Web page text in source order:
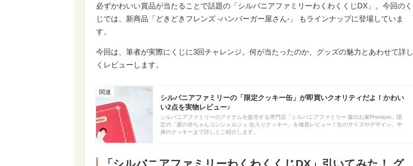
必ずかわいい賞品が当たることで話題の「シルバニアファミリーわくわくくじDX」。今回のく
じでは、新商品「どきどきフレンズ -ハンバーガー屋さん-」 もラインナップに登場していま
す。
今回は、筆者が実際にくじに3回チャレンジ。何が当たったのか、グッズの魅力とあわせて詳し
くレビューします。
シルバニアファミリーの「限定クッキー缶」が即買いクオリティだよ！かわい
い2点を実物レビュー♪
シルバニアファミリーのアイテムを販売する専門店「シルバニアファミリー 森のお家Premium」限
定の「森の赤ちゃんコンシェルジュ 缶入りクッキー」を徹底レビュー！缶のサイズやデザイン、中
身のクッキーまで詳しくご紹介します。